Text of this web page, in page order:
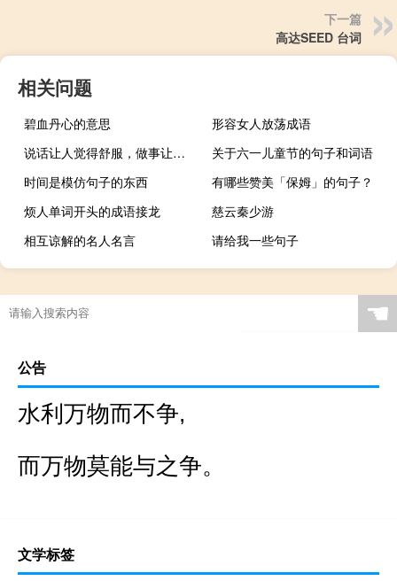
下一篇
高达SEED 台词
相关问题
碧血丹心的意思
形容女人放荡成语
说话让人觉得舒服，做事让人觉得感动。最后一句是什么？
关于六一儿童节的句子和词语
时间是模仿句子的东西
有哪些赞美「保姆」的句子？
烦人单词开头的成语接龙
慈云秦少游
相互谅解的名人名言
请给我一些句子
☚
公告
水利万物而不争,
而万物莫能与之争。
文学标签